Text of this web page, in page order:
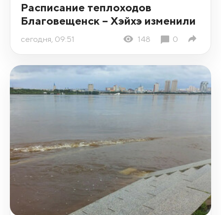
Расписание теплоходов
Благовещенск – Хэйхэ изменили
сегодня, 09:51 148 0